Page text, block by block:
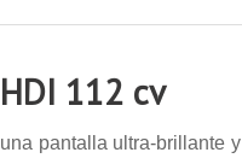
112 cv
pantalla ultra-brillante y